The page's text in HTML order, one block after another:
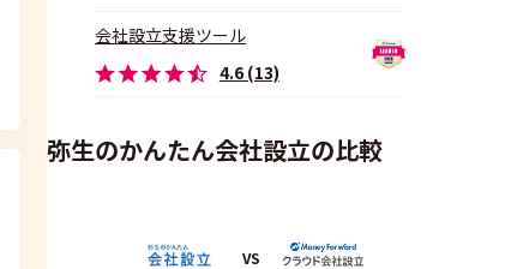
会社設立支援ツール
4.6 (13)
弥生のかんたん会社設立の比較
VS